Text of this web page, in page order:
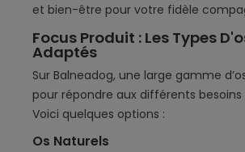
et bien-être pour votre fidèle
Focus Produit : Les Types
Adaptés
Sur Balneadog, une large gamme
pour répondre aux différents
Voici quelques options :
Os Naturels